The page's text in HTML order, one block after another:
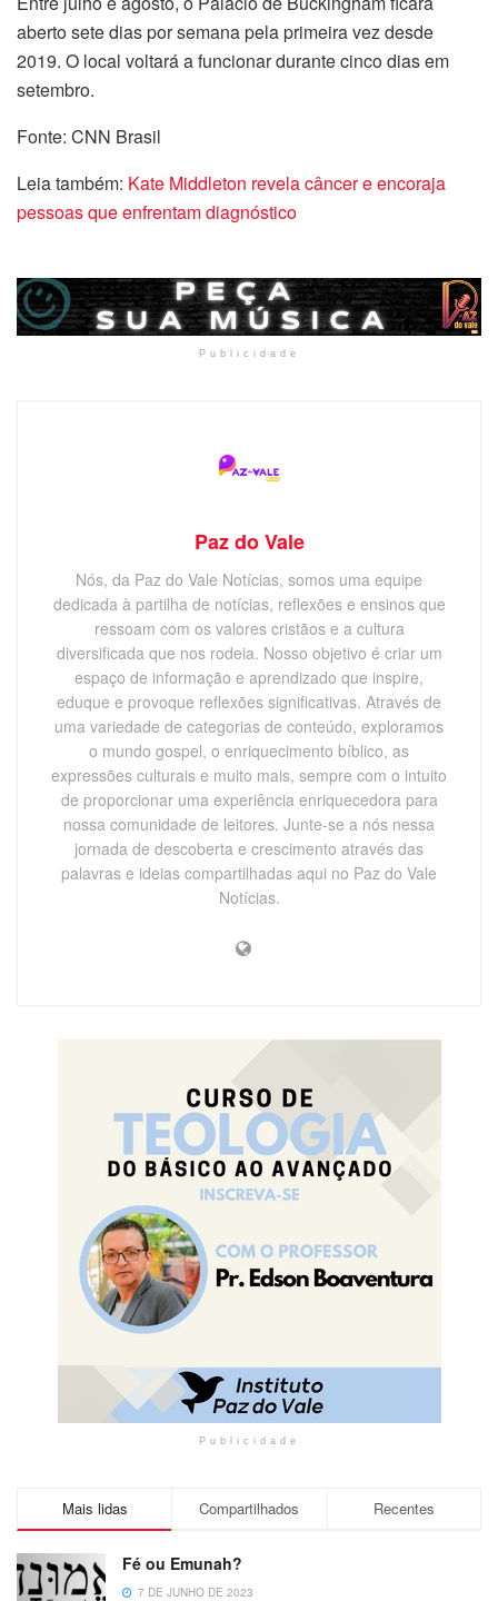
aberto sete dias por semana pela primeira vez desde
2019. O local voltará a funcionar durante cinco dias em
setembro.
Fonte: CNN Brasil
Leia também: Kate Middleton revela câncer e encoraja
pessoas que enfrentam diagnóstico
Publicidade
Paz do Vale
Nós, da Paz do Vale Notícias, somos uma equipe
dedicada à partilha de notícias, reflexões e ensinos que
ressoam com os valores cristãos e a cultura
diversificada que nos rodeia. Nosso objetivo é criar um
espaço de informação e aprendizado que inspire,
eduque e provoque reflexões significativas. Através de
uma variedade de categorias de conteúdo, exploramos
o mundo gospel, o enriquecimento bíblico, as
expressões culturais e muito mais, sempre com o intuito
de proporcionar uma experiência enriquecedora para
nossa comunidade de leitores. Junte-se a nós nessa
jornada de descoberta e crescimento através das
palavras e ideias compartilhadas aqui no Paz do Vale
Notícias.
Publicidade
Mais lidas Compartilhados Recentes
Fé ou Emunah?
7 DE JUNHO DE 2023